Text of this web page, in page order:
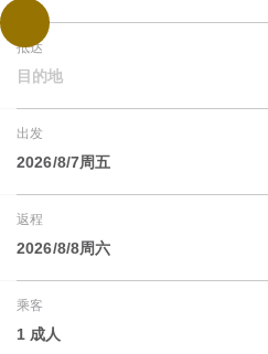
抵达
目的地
出发
2026/8/7周五
返程
2026/8/8周六
乘客
1 成人